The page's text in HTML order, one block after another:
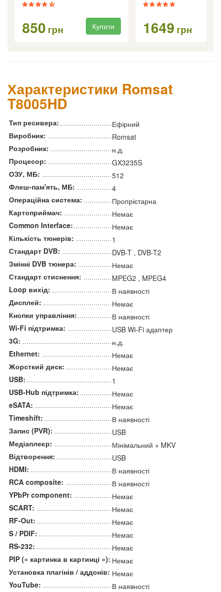
850 грн Купити 1649 грн
Характеристики Romsat
T8005HD
Тип ресивера:
Ефірний
Виробник:
Romsat
Розробник:
н.д.
Процесор:
GX3235S
ОЗУ, МБ:
512
Флеш-пам'ять, МБ:
4
Операційна система:
Пропрієтарна
Картоприймач:
Немає
Common Interface:
Немає
Кількість тюнерів:
1
Стандарт DVB:
DVB-T , DVB-T2
Змінні DVB тюнера:
Немає
Стандарт стиснення:
MPEG2 , MPEG4
Loop вихід:
В наявності
Дисплей:
Немає
Кнопки управління:
В наявності
Wi-Fi підтримка:
USB Wi-Fi адаптер
3G:
н.д.
Ethernet:
Немає
Жорсткий диск:
Немає
USB:
1
USB-Hub підтримка:
Немає
eSATA:
Немає
Timeshift:
В наявності
Запис (PVR):
USB
Медіаплеєр:
Мінімальний + MKV
Відтворення:
USB
HDMI:
В наявності
RCA composite:
В наявності
YPbPr component:
Немає
SCART:
Немає
RF-Out:
Немає
S / PDIF:
Немає
RS-232:
Немає
PIP (« картинка в картинці »): Немає
Установка плагінів / аддонів: Немає
YouTube:
В наявності